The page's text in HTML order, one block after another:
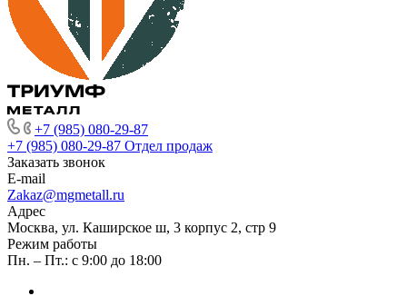
+7 (985) 080-29-87
+7 (985) 080-29-87 Отдел продаж
Заказать звонок
E-mail
Zakaz@mgmetall.ru
Адрес
Москва, ул. Каширское ш, 3 корпус 2, стр 9
Режим работы
Пн. – Пт.: с 9:00 до 18:00